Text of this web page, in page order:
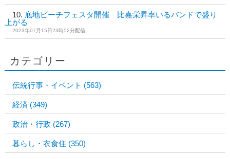
底地ビーチフェスタ開催 比嘉栄昇率いるバンドで盛り
上がる
2023年07月15日23時52分配信
カテゴリー
伝統行事・イベント (563)
経済 (349)
政治・行政 (267)
暮らし・衣食住 (350)